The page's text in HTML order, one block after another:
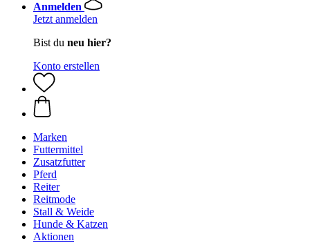
Anmelden
Jetzt anmelden
Bist du neu hier?
Konto erstellen
Marken
Futtermittel
Zusatzfutter
Pferd
Reiter
Reitmode
Stall & Weide
Hunde & Katzen
Aktionen